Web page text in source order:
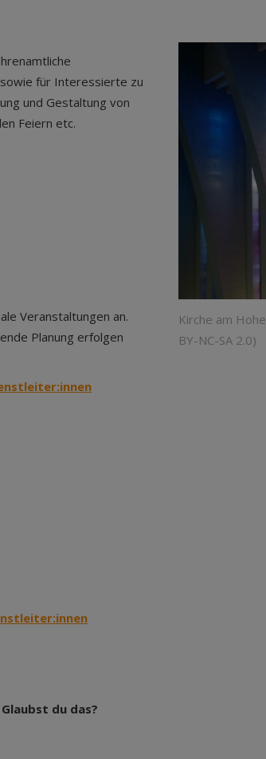
für Interessierte zu
und Gestaltung von
Feiern etc.
Veranstaltungen an.
Planung erfolgen
du das?
Kirche am
BY-NC-SA 2.0)